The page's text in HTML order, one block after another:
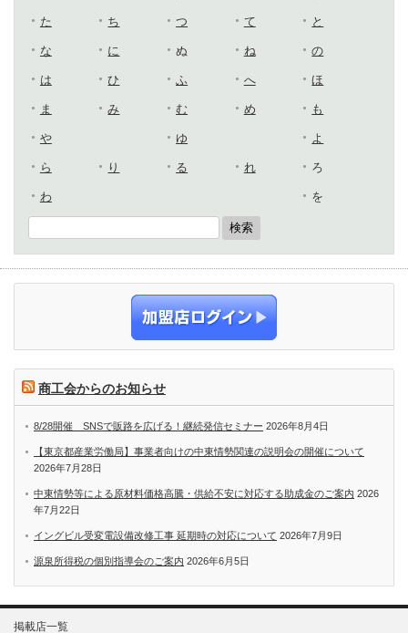
た ち つ て と
な に ぬ ね の
は ひ ふ へ ほ
ま み む め も
や ゆ よ
ら り る れ ろ
わ を
商工会からのお知らせ
8/28開催 SNSで販路を広げる！継続発信セミナー 2026年8月4日
【東京都産業労働局】事業者向けの中東情勢関連の説明会の開催について
2026年7月28日
中東情勢等による原材料価格高騰・供給不安に対応する助成金のご案内 2026
年7月22日
イングビル受変電設備改修工事 延期時の対応について 2026年7月9日
源泉所得税の個別指導会のご案内 2026年6月5日
掲載店一覧